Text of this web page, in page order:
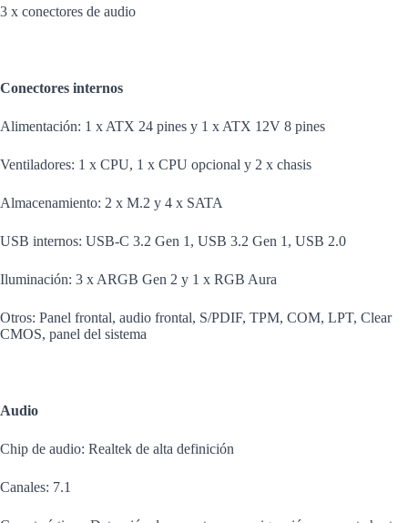
3 x conectores de audio
Conectores internos
Alimentación: 1 x ATX 24 pines y 1 x ATX 12V 8 pines
Ventiladores: 1 x CPU, 1 x CPU opcional y 2 x chasis
Almacenamiento: 2 x M.2 y 4 x SATA
USB internos: USB-C 3.2 Gen 1, USB 3.2 Gen 1, USB 2.0
Iluminación: 3 x ARGB Gen 2 y 1 x RGB Aura
Otros: Panel frontal, audio frontal, S/PDIF, TPM, COM, LPT, Clear
CMOS, panel del sistema
Audio
Chip de audio: Realtek de alta definición
Canales: 7.1